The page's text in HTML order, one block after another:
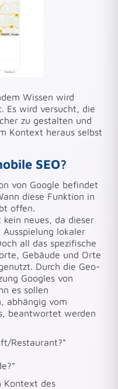
Wissen wird
Es wird versucht, die
zu gestalten und
Kontext heraus selbst
SEO?
von Google befindet
diese Funktion in
offen.
neues, da dieser
lokaler
all das spezifische
Gebäude und Orte
Durch die Geo-
Googles von
es sollen
abhängig vom
beantwortet werden
Restaurant?“
Kontext des